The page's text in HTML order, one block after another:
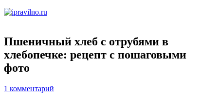
Пшеничный хлеб с отрубями в
хлебопечке: рецепт с пошаговыми
фото
1 комментарий